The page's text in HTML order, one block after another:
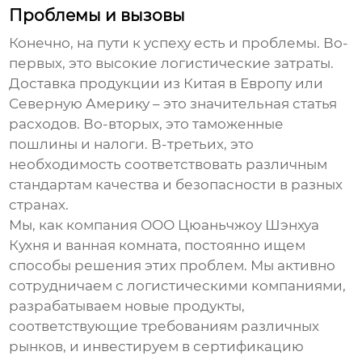
Проблемы и вызовы
Конечно, на пути к успеху есть и проблемы. Во-
первых, это высокие логистические затраты.
Доставка продукции из Китая в Европу или
Северную Америку – это значительная статья
расходов. Во-вторых, это таможенные
пошлины и налоги. В-третьих, это
необходимость соответствовать различным
стандартам качества и безопасности в разных
странах.
Мы, как компания ООО Цюаньчжоу Шэнхуа
Кухня и ванная комната, постоянно ищем
способы решения этих проблем. Мы активно
сотрудничаем с логистическими компаниями,
разрабатываем новые продукты,
соответствующие требованиям различных
рынков, и инвестируем в сертификацию